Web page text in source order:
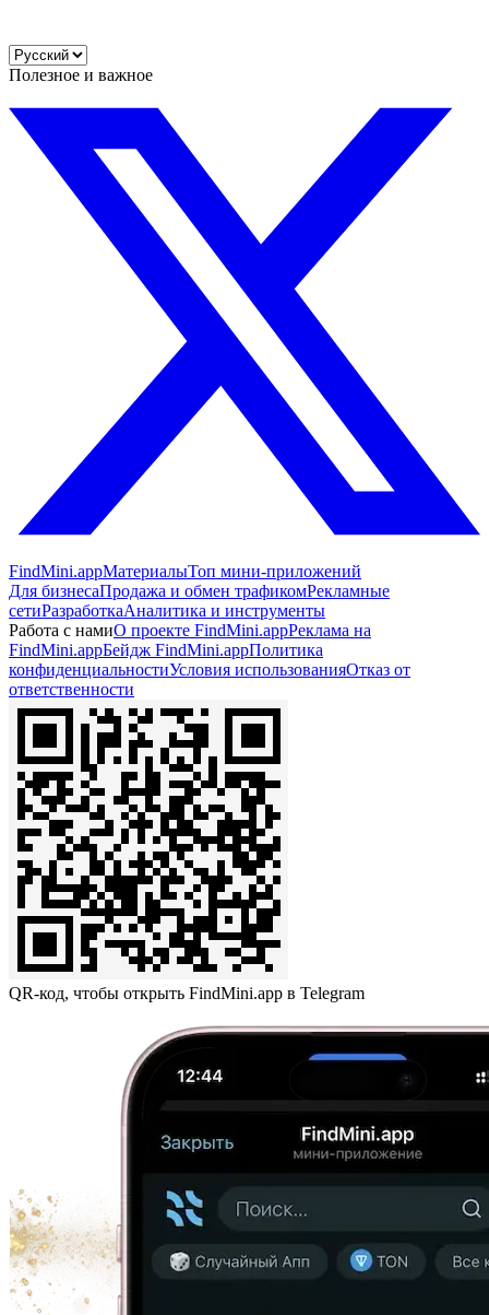
Полезное и важное
FindMini.appМатериалыТоп мини-приложений
Для бизнесаПродажа и обмен трафикомРекламные
сетиРазработкаАналитика и инструменты
Работа с намиО проекте FindMini.appРеклама на
FindMini.appБейдж FindMini.appПолитика
конфиденциальностиУсловия использованияОтказ от
ответственности
QR-код, чтобы открыть FindMini.app в Telegram